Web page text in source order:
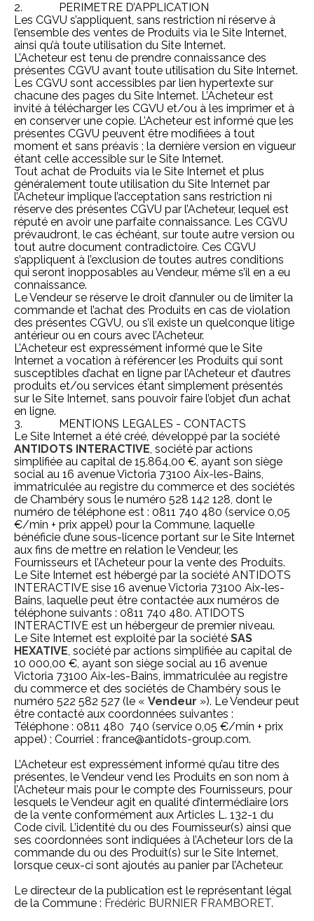
2. PERIMETRE D’APPLICATION
Les CGVU s’appliquent, sans restriction ni réserve à
l’ensemble des ventes de Produits via le Site Internet,
ainsi qu’à toute utilisation du Site Internet.
L’Acheteur est tenu de prendre connaissance des
présentes CGVU avant toute utilisation du Site Internet.
Les CGVU sont accessibles par lien hypertexte sur
chacune des pages du Site Internet. L’Acheteur est
invité à télécharger les CGVU et/ou à les imprimer et à
en conserver une copie. L’Acheteur est informé que les
présentes CGVU peuvent être modifiées à tout
moment et sans préavis ; la dernière version en vigueur
étant celle accessible sur le Site Internet.
Tout achat de Produits via le Site Internet et plus
généralement toute utilisation du Site Internet par
l’Acheteur implique l’acceptation sans restriction ni
réserve des présentes CGVU par l’Acheteur, lequel est
réputé en avoir une parfaite connaissance. Les CGVU
prévaudront, le cas échéant, sur toute autre version ou
tout autre document contradictoire. Ces CGVU
s’appliquent à l’exclusion de toutes autres conditions
qui seront inopposables au Vendeur, même s’il en a eu
connaissance.
Le Vendeur se réserve le droit d’annuler ou de limiter la
commande et l’achat des Produits en cas de violation
des présentes CGVU, ou s’il existe un quelconque litige
antérieur ou en cours avec l’Acheteur.
L’Acheteur est expressément informé que le Site
Internet a vocation à référencer les Produits qui sont
susceptibles d’achat en ligne par l’Acheteur et d’autres
produits et/ou services étant simplement présentés
sur le Site Internet, sans pouvoir faire l’objet d’un achat
en ligne.
3. MENTIONS LEGALES - CONTACTS
Le Site Internet a été créé, développé par la société
ANTIDOTS INTERACTIVE, société par actions
simplifiée au capital de 15.864,00 €, ayant son siège
social au 16 avenue Victoria 73100 Aix-les-Bains,
immatriculée au registre du commerce et des sociétés
de Chambéry sous le numéro 528 142 128, dont le
numéro de téléphone est : 0811 740 480 (service 0,05
€/min + prix appel) pour la Commune, laquelle
bénéficie d’une sous-licence portant sur le Site Internet
aux fins de mettre en relation le Vendeur, les
Fournisseurs et l’Acheteur pour la vente des Produits.
Le Site Internet est hébergé par la société ANTIDOTS
INTERACTIVE sise 16 avenue Victoria 73100 Aix-les-
Bains, laquelle peut être contactée aux numéros de
téléphone suivants : 0811 740 480. ATIDOTS
INTERACTIVE est un hébergeur de premier niveau.
Le Site Internet est exploité par la société SAS
HEXATIVE, société par actions simplifiée au capital de
10 000,00 €, ayant son siège social au 16 avenue
Victoria 73100 Aix-les-Bains, immatriculée au registre
du commerce et des sociétés de Chambéry sous le
numéro 522 582 527 (le « Vendeur »). Le Vendeur peut
être contacté aux coordonnées suivantes :
Téléphone : 0811 480 740 (service 0,05 €/min + prix
appel) ; Courriel : france@antidots-group.com.
L’Acheteur est expressément informé qu’au titre des
présentes, le Vendeur vend les Produits en son nom à
l’Acheteur mais pour le compte des Fournisseurs, pour
lesquels le Vendeur agit en qualité d’intermédiaire lors
de la vente conformément aux Articles L. 132-1 du
Code civil. L’identité du ou des Fournisseur(s) ainsi que
ses coordonnées sont indiquées à l’Acheteur lors de la
commande du ou des Produit(s) sur le Site Internet,
lorsque ceux-ci sont ajoutés au panier par l’Acheteur.
Le directeur de la publication est le représentant légal
de la Commune : Frédéric BURNIER FRAMBORET.